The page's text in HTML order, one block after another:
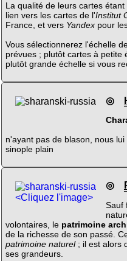
La qualité de leurs cartes
lien vers les cartes de l'Institut
France, et vers Yandexpour
Vous sélectionnerez l'échelle
prévues ; plutôt cartes à petite
plutôt grande échelle si vous
◎
n'ayant pas de blason, nous
sinople plain
<Cliquez l'image>
◎
Sauf
volontaires, le patrimoine
de la richesse de son passé.
patrimoine naturel; il est alors
ses grandeurs.